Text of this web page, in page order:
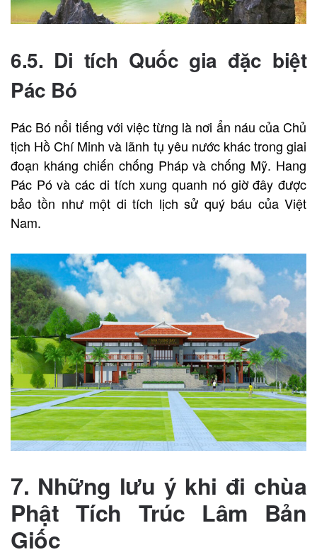
6.5. Di tích Quốc gia đặc biệt
Pác Bó
Pác Bó nổi tiếng với việc từng là nơi ẩn náu của Chủ
tịch Hồ Chí Minh và lãnh tụ yêu nước khác trong giai
đoạn kháng chiến chống Pháp và chống Mỹ. Hang
Pác Pó và các di tích xung quanh nó giờ đây được
bảo tồn như một di tích lịch sử quý báu của Việt
Nam.
7. Những lưu ý khi đi chùa
Phật Tích Trúc Lâm Bản
Giốc